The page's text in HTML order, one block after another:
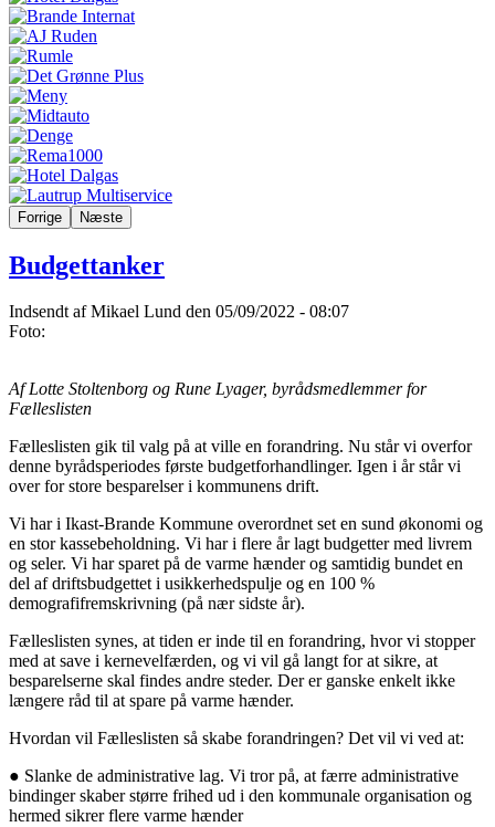
Forrige Næste
Budgettanker
Indsendt afMikael Lund den 05/09/2022 - 08:07
Foto:
Af Lotte Stoltenborg og Rune Lyager, byrådsmedlemmer for
Fælleslisten
Fælleslisten gik til valg på at ville en forandring. Nu står vi overfor
denne byrådsperiodes første budgetforhandlinger. Igen i år står vi
over for store besparelser i kommunens drift.
Vi har i Ikast-Brande Kommune overordnet set en sund økonomi og
en stor kassebeholdning. Vi har i flere år lagt budgetter med livrem
og seler. Vi har sparet på de varme hænder og samtidig bundet en
del af driftsbudgettet i usikkerhedspulje og en 100 %
demografifremskrivning (på nær sidste år).
Fælleslisten synes, at tiden er inde til en forandring, hvor vi stopper
med at save i kernevelfærden, og vi vil gå langt for at sikre, at
besparelserne skal findes andre steder. Der er ganske enkelt ikke
længere råd til at spare på varme hænder.
Hvordan vil Fælleslisten så skabe forandringen? Det vil vi ved at:
● Slanke de administrative lag. Vi tror på, at færre administrative
bindinger skaber større frihed ud i den kommunale organisation og
hermed sikrer flere varme hænder